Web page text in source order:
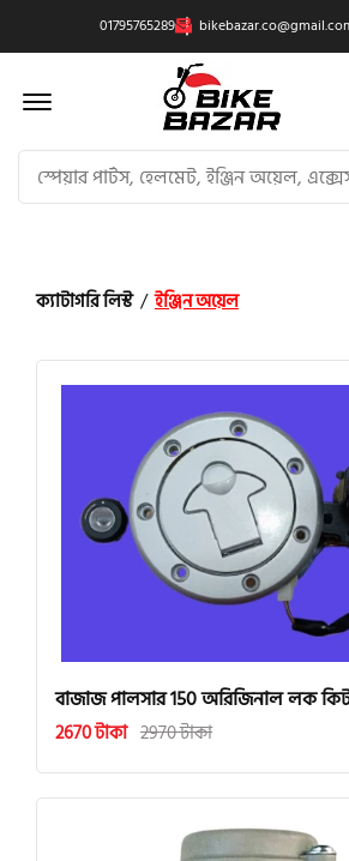
01795765289
Offcanvas Menu Open
ক্যাটাগরি লিস্ট/ইঞ্জিন অয়েল
বাজাজ পালসার 150 অরিজিনাল লক
2670 টাকা 2970 টাকা